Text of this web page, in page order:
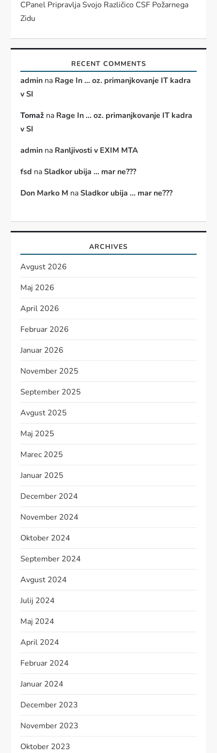
CPanel Pripravlja Svojo Različico CSF Požarnega
Zidu
RECENT COMMENTS
admin na Rage In … oz. primanjkovanje IT kadra
v SI
Tomaž na Rage In … oz. primanjkovanje IT kadra
v SI
admin na Ranljivosti v EXIM MTA
fsd naSladkor ubija … mar ne???
Don Marko M naSladkor ubija … mar ne???
ARCHIVES
Avgust 2026
Maj 2026
April 2026
Februar 2026
Januar 2026
November 2025
September 2025
Avgust 2025
Maj 2025
Marec 2025
Januar 2025
December 2024
November 2024
Oktober 2024
September 2024
Avgust 2024
Julij 2024
Maj 2024
April 2024
Februar 2024
Januar 2024
December 2023
November 2023
Oktober 2023